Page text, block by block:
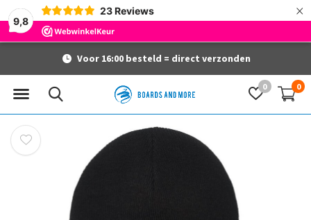
9,8
23 Reviews ×
0 0
Voor 16:00 besteld = direct verzonden